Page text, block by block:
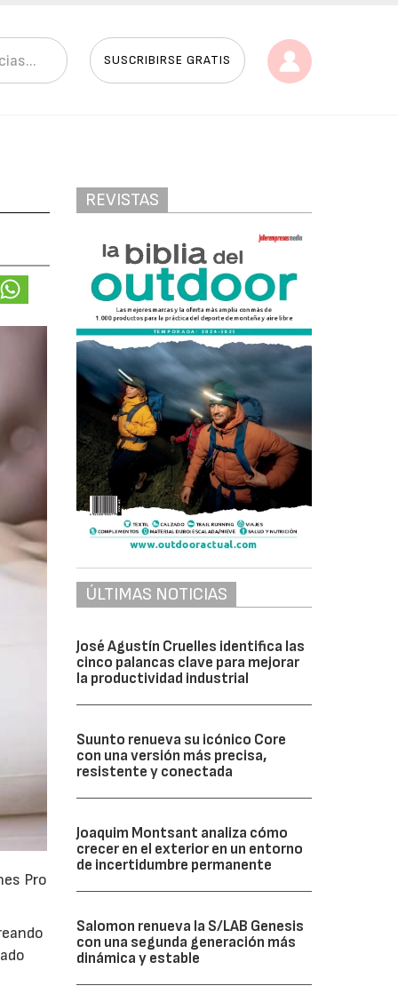
SUSCRIBIRSE GRATIS
Pro
REVISTAS
ÚLTIMAS NOTICIAS
José Agustín Cruelles identifica las
cinco palancas clave para mejorar
la productividad industrial
Suunto renueva su icónico Core
con una versión más precisa,
resistente y conectada
Joaquim Montsant analiza cómo
crecer en el exterior en un entorno
de incertidumbre permanente
Salomon renueva la S/LAB Genesis
con una segunda generación más
dinámica y estable